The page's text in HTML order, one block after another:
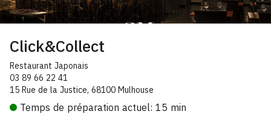
Click&Collect
Restaurant Japonais
03 89 66 22 41
15 Rue de la Justice, 68100 Mulhouse
Temps de préparation actuel: 15 min